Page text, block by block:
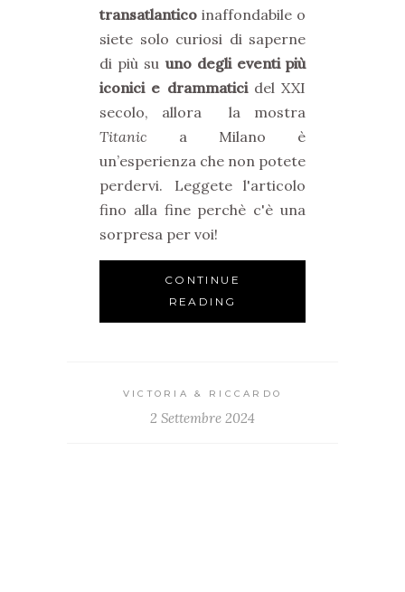
transatlantico inaffondabile o
siete solo curiosi di saperne
di più su uno degli eventi più
iconici e drammaticidel XXI
secolo, allora la mostra
Titanic a Milano è
un’esperienza che non potete
perdervi. Leggete l'articolo
fino alla fine perchè c'è una
sorpresa per voi!
CONTINUE
READING
VICTORIA & RICCARDO
2 Settembre 2024